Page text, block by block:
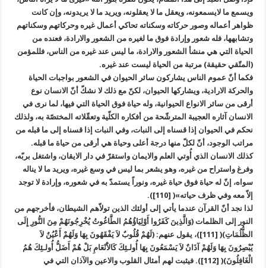
ويسمع ما لايسمعونه، ويعقل ما لا يعقلونه، ويريد ما لا يريدونه، وإن كانت
ظواهر أعماله وصور حركاته وسكناته تحاكي أعمال غيره وحركاتهم وسكناتهم
وتشابهها، فله شعور وإرادة فوق ما لغيره من الشعور والارادة، فعنده من
الحياة التي هي منشأ الشعور والارادة، ما ليس عند غيره من الناس، فللمؤمن
(المتّقي حقيقة) مرتبة من الحياة ليست عند غيره.
فكما أنّ عموم الناس يشاركون سائر الحيوان في الشعور بواجبات الحياة
والحركة الارادية، ويشاركها الحيوان، لكنّ مع ذلك لا نشكّ أنّ الانسان نوع
أرقى من سائر الانواع الحيوانية، وله حياة فوق الحياة التي فيها، لما نرى في
الانسان آثاره العجيبة المترشّحة من أفكاره الكلّية وتعقّلاته المختصّة به، ولذلك
نحكم في الحيوان إذا قسناه إلى النبات، وفي النبات إذا قسناه إلى ما قبله من
مراتب الوجود، أنّ لكلّ منها درجة أعلى وحياة هي أرقى من حياة ما قبله.
كذلك الانسان الذي أُوتي العلم والايمان واستقرّ في دار الايقان، واشتغل بربّه،
وفرغ واستراح من غيره، وهو يشعر بما ليس في وسع غيره، ويريد ما لا يناله
سواه، إنّ له حياة فوق حياة غيره، ونوراً يستمدّ به في شعوره، وإرادة لا توجد
إلاّ معه وفي ظرف حياته»( [110]).
لذا نجد أنّ القرآن عندما يأتي إلى أولئك الذين تولاّهم الشيطان، فأخرجهم من
النور إلى الظلمات (وَالَّذِينَ كَفَرُوا أَوْلِيَاؤُهُمُ الطَّاغُوتُ يُخْرِجُونَهُمْ مِنَ النُّورِ إِلَى
الظُّلُمَاتِ)( [111])، يقول عنهم: (لَهُمْ قُلُوبٌ لاَ يَفْقَهُونَ بِهَا وَلَهُمْ أَعْيُنٌ لاَ
يُبْصِرُونَ بِهَا وَلَهُمْ آذَانٌ لاَ يَسْمَعُونَ بِهَا أُولـئِكَ كَالاَْنْعَامِ بَلْ هُمْ أَضَلُّ أُولـئِكَ هُمُ
الْغَافِلُونَ)( [112]). فيثبت لهم أمثال القلوب والاعين والآذان التي في